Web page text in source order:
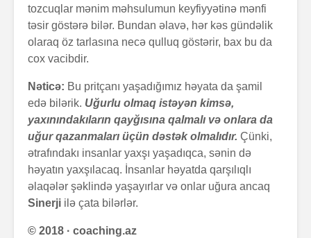
tozcuqlar mənim məhsulumun keyfiyyətinə mənfi
təsir göstərə bilər. Bundan əlavə, hər kəs gündəlik
olaraq öz tarlasına necə qulluq göstərir, bax bu da
cox vacibdir.
Nəticə: Bu pritçanı yaşadığımız həyata da şamil
edə bilərik. Uğurlu olmaq istəyən kimsə,
yaxınındakıların qayğısına qalmalı və onlara da
uğur qazanmaları üçün dəstək olmalıdır. Çünki,
ətrafındakı insanlar yaxşı yaşadıqca, sənin də
həyatın yaxşılacaq. İnsanlar həyatda qarşılıqlı
əlaqələr şəklində yaşayırlar və onlar uğura ancaq
Sinerji ilə çata bilərlər.
© 2018 · coaching.az
“Ulduzlu gecə”
necə yarandı?
formalaşdırılır?
üsul
Avraam
Zalım padşahla
qocanın hekayəti